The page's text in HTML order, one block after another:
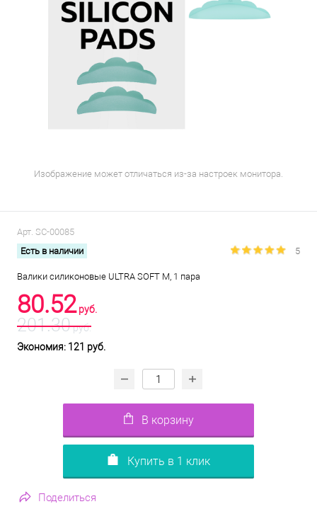
Изображение может отличаться из-за настроек монитора.
Арт. SC-00085
Есть в наличии
5
Валики силиконовые ULTRA SOFT M, 1 пара
80.52руб.
201.30руб.
Экономия: 121 руб.
В корзину
Купить в 1 клик
Поделиться